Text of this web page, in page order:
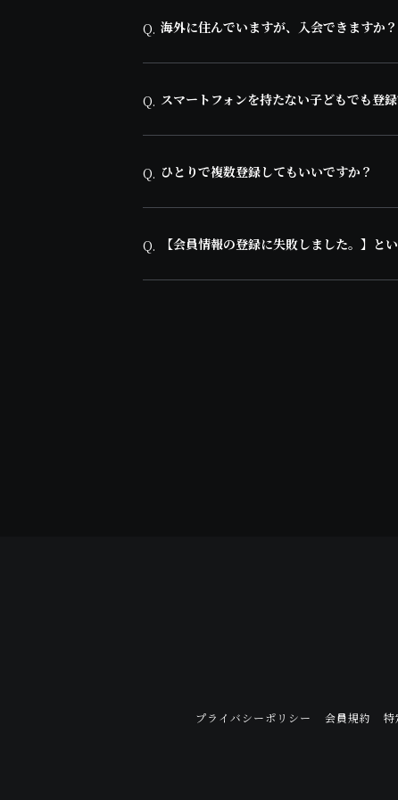
Q. 海外に住んでいますが、入会できますか？
Q. スマートフォンを持たない子どもでも登
Q. ひとりで複数登録してもいいですか？
Q. 【会員情報の登録に失敗しました。】と
プライバシーポリシー 会員規約